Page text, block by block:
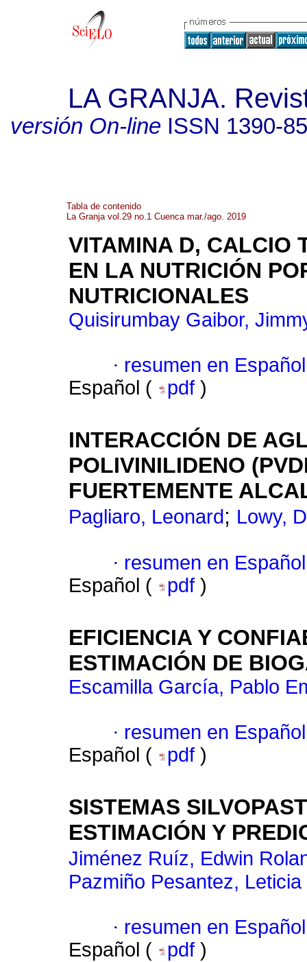
LA GRANJA.
versión On-lineISSN 1390-
Tabla de contenido
La Granja vol.29 no.1 Cuenca mar./ago. 2019
VITAMINA D, CALCIO
EN LA NUTRICIÓN
NUTRICIONALES
Quisirumbay Gaibor,
· resumen en Español
Español (
pdf )
INTERACCIÓN DE
POLIVINILIDENO
FUERTEMENTE
Pagliaro, Leonard ; Lowy,
· resumen en Español
Español (
pdf )
EFICIENCIA Y
ESTIMACIÓN DE
Escamilla García, Pablo
· resumen en Español
Español (
pdf )
SISTEMAS
ESTIMACIÓN Y
Jiménez Ruíz, Edwin
Pazmiño Pesantez, Leticia
· resumen en Español
Español (
pdf )